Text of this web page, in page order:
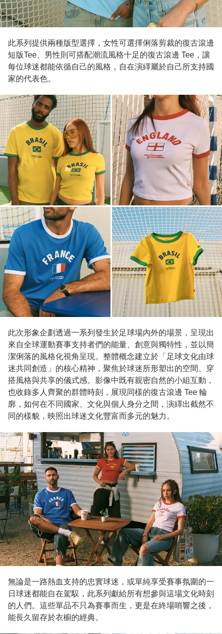
此系列提供兩種版型選擇，女性可選擇俐落剪裁的復古滾邊
短版Tee、男性則可搭配潮流風格十足的復古滾邊 Tee，讓
每位球迷都能依循自己的風格，自在演繹屬於自己所支持國
家的代表色。
此次形象企劃透過一系列發生於足球場內外的場景，呈現出
來自全球運動賽事支持者們的能量、創意與獨特性，並以簡
潔俐落的風格化視角呈現。整體概念建立於「足球文化由球
迷共同創造」的核心精神，聚焦於球迷所形塑出的空間、穿
搭風格與共享的儀式感。影像中既有親密自然的小組互動，
也收錄多人齊聚的群體時刻，展現同樣的復古滾邊 Tee 輪
廓，如何在不同國家、文化與個人身分之間，演繹出截然不
同的樣貌，映照出球迷文化豐富而多元的魅力。
無論是一路熱血支持的忠實球迷，或單純享受賽事氛圍的一
日球迷都能自在駕馭，此系列獻給所有想參與這場文化時刻
的人們。這些單品不只為賽事而生，更是在終場哨響之後，
能長久留存於衣櫥的經典。